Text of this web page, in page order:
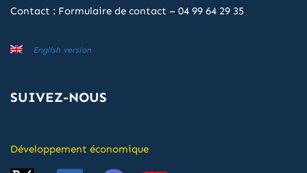
Contact : Formulaire de contact – 04 99 64 29 35
English version
SUIVEZ-NOUS
Développement économique